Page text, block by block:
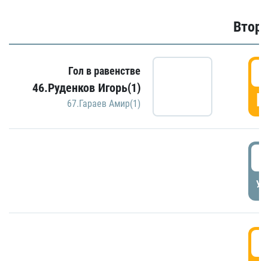
Гол в равенстве
46.Руденков Игорь(1)
67.Гараев Амир(1)